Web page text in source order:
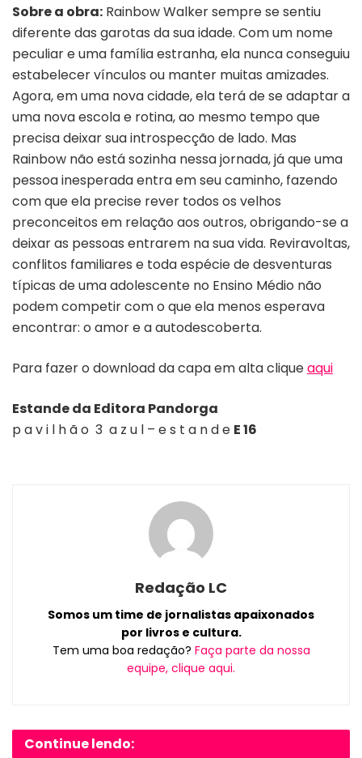
Sobre a obra: Rainbow Walker sempre se sentiu
diferente das garotas da sua idade. Com um nome
peculiar e uma família estranha, ela nunca conseguiu
estabelecer vínculos ou manter muitas amizades.
Agora, em uma nova cidade, ela terá de se adaptar a
uma nova escola e rotina, ao mesmo tempo que
precisa deixar sua introspecção de lado. Mas
Rainbow não está sozinha nessa jornada, já que uma
pessoa inesperada entra em seu caminho, fazendo
com que ela precise rever todos os velhos
preconceitos em relação aos outros, obrigando-se a
deixar as pessoas entrarem na sua vida. Reviravoltas,
conflitos familiares e toda espécie de desventuras
típicas de uma adolescente no Ensino Médio não
podem competir com o que ela menos esperava
encontrar: o amor e a autodescoberta.
Para fazer o download da capa em alta cliqueaqui
Estande da Editora Pandorga
p a v i l h ã o 3 a z u l – e s t a n d e E 16
Redação LC
Somos um time de jornalistas apaixonados
por livros e cultura.
Tem uma boa redação? Faça parte da nossa
equipe, clique aqui.
Continue lendo: